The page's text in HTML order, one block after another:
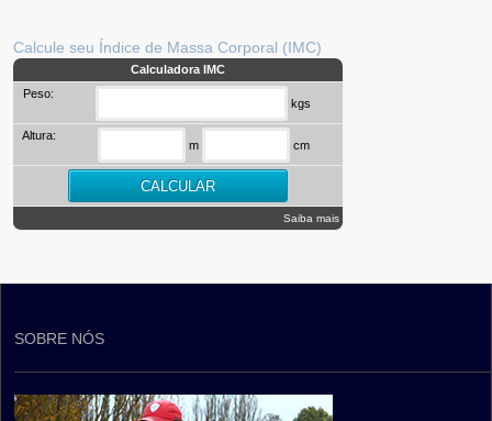
Calcule seu Índice de Massa Corporal (IMC)
Calculadora IMC
Peso:
kgs
Altura:
m cm
Saiba mais
SOBRE NÓS